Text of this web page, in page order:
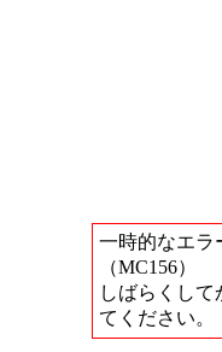
一時的なエラ
（MC156）
しばらくして
てください。